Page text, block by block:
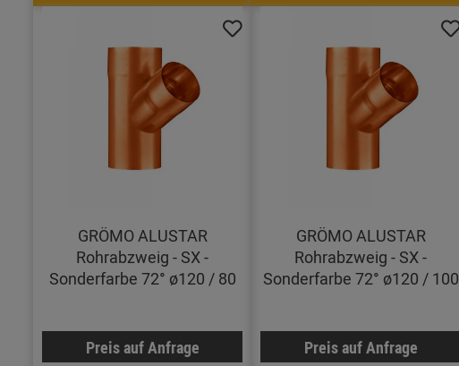
GRÖMO ALUSTAR
Rohrabzweig - SX -
Sonderfarbe 72° ø120 / 80
Preis auf Anfrage
GRÖMO ALUSTAR
Rohrabzweig - SX -
Sonderfarbe 72° ø120 / 100
Preis auf Anfrage